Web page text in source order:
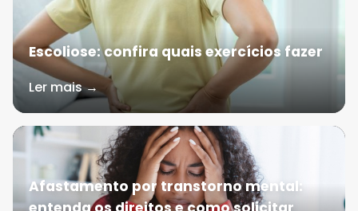
Escoliose: confira quais exercícios fazer
Ler mais →
Afastamento por transtorno mental: